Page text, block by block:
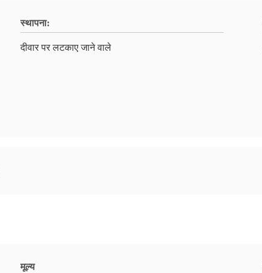
स्थापना:
दीवार पर लटकाए जाने वाले
मूल्य